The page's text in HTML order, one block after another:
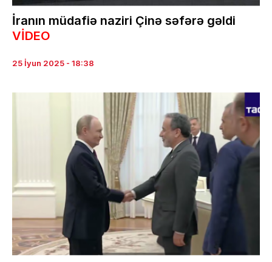
İranın müdafiə naziri Çinə səfərə gəldi
VİDEO
25 İyun 2025 - 18:38